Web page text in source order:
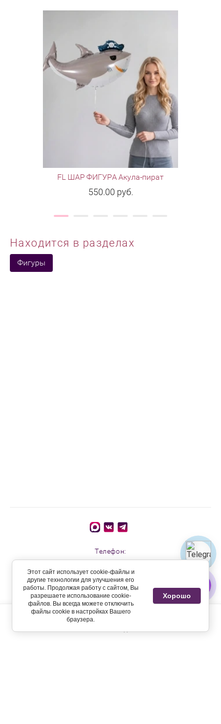
FL ШАР ФИГУРА Акула-пират
550.00 руб.
Находится в разделах
Фигуры
Телефон:
Адреса магазинов:
⠀
г. Бронницы, ул. Красная, д. 81. Бизнес-центр
Этот сайт использует cookie-файлы и
другие технологии для улучшения его
работы. Продолжая работу с сайтом, Вы
разрешаете использование cookie-
файлов. Вы всегда можете отключить
файлы cookie в настройках Вашего
браузера.
Хорошо